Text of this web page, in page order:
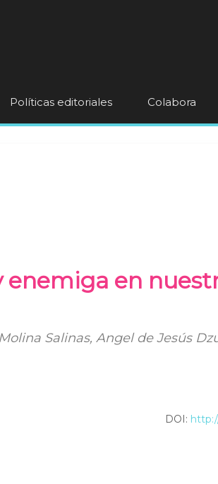
Políticas editoriales Colabora
enemiga en
Salinas, Angel de Jesús
DOI: